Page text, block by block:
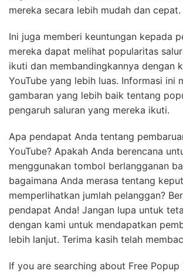
mereka secara lebih mudah dan cepat.
Ini juga memberi keuntungan kepada
mereka dapat melihat popularitas
ikuti dan membandingkannya dengan
YouTube yang lebih luas. Informasi ini
gambaran yang lebih baik tentang
pengaruh saluran yang mereka ikuti.
Apa pendapat Anda tentang
YouTube? Apakah Anda berencana
menggunakan tombol berlangganan
bagaimana Anda merasa tentang
memperlihatkan jumlah pelanggan?
pendapat Anda! Jangan lupa untuk
dengan kami untuk mendapatkan
lebih lanjut. Terima kasih telah
If you are searching about Free Popup